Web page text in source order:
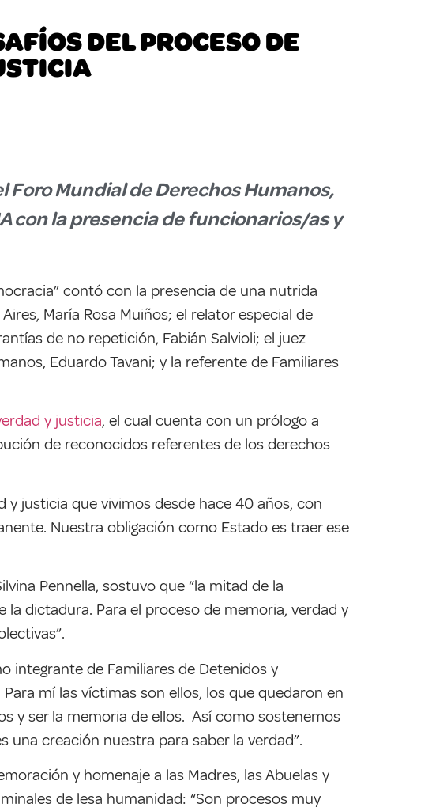
DEL PROCESO DE
Mundial de Derechos Humanos,
con la presencia de funcionarios/as y
contó con la presencia de una nutrida
María Rosa Muiños; el relator especial de
de no repetición, Fabián Salvioli; el juez
Eduardo Tavani; y la referente de Familiares
y justicia, el cual cuenta con un prólogo a
de reconocidos referentes de los derechos
y justicia que vivimos desde hace 40 años, con
Nuestra obligación como Estado es traer ese
Pennella, sostuvo que “la mitad de la
dictadura. Para el proceso de memoria, verdad y
integrante de Familiares de Detenidos y
mí las víctimas son ellos, los que quedaron en
y ser la memoria de ellos. Así como sostenemos
creación nuestra para saber la verdad”.
y homenaje a las Madres, las Abuelas y
de lesa humanidad: “Son procesos muy